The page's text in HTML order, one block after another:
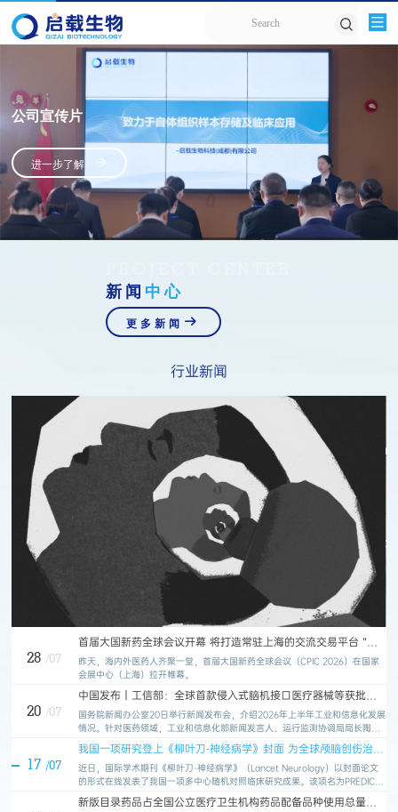
公司宣传片
进一步了解 
新闻 中心
更多新闻 
行业新闻
28 /07
首届大国新药全球会议开幕 将打造常驻上海的交流交易平台 “上
海主场”对接全球医药创新
昨天，海内外医药人齐聚一堂，首届大国新药全球会议（CPIC 2026）在国家
会展中心（上海）拉开帷幕。
20 /07
中国发布丨工信部：全球首款侵入式脑机接口医疗器械等获批上
市
国务院新闻办公室20日举行新闻发布会，介绍2026年上半年工业和信息化发展
情况。针对医药领域，工业和信息化部新闻发言人、运行监测协调局局长陶青
表示，上半年我国医药工业创新能力显著增强，行业运行稳中有进，发展质效
持续改善。
17 /07
我国一项研究登上《柳叶刀-神经病学》封面 为全球颅脑创伤治疗
提供“中国证据”
近日，国际学术期刊《柳叶刀-神经病学》（Lancet Neurology）以封面论文
的形式在线发表了我国一项多中心随机对照临床研究成果。该项名为PREDICT-
AEDH的研究由上海交通大学医学院附属仁济医院荣誉首席专家、上海市颅脑
创伤研究所所长江基尧牵头，联合全国28家医院历时5年完成。
新版目录药品占全国公立医疗卫生机构药品配备品种使用总量的